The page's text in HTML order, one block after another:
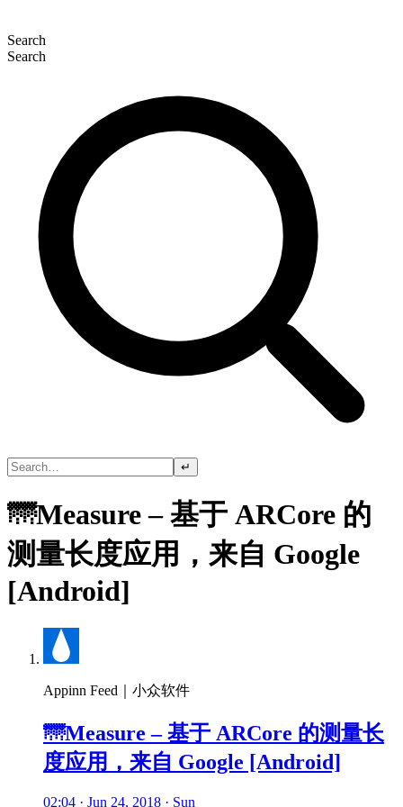
Search
Search
↵
🌁Measure – 基于 ARCore 的
测量长度应用，来自 Google
[Android]
Appinn Feed｜小众软件
🌁Measure – 基于 ARCore 的测量长
度应用，来自 Google [Android]
02:04 · Jun 24, 2018 · Sun